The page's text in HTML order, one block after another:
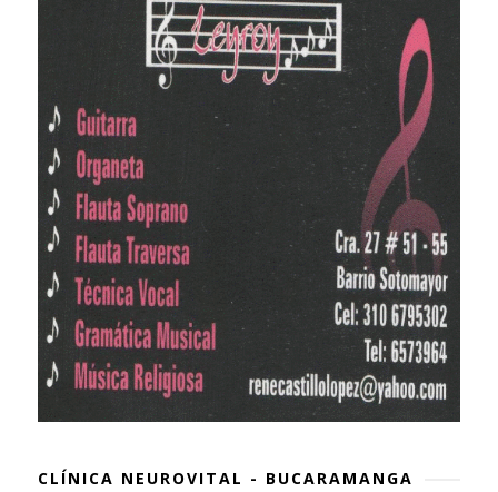
CLÍNICA NEUROVITAL - BUCARAMANGA